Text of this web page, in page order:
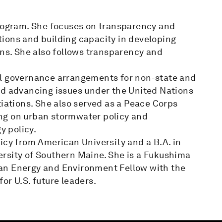
She focuses on transparency and
and building capacity in developing
She also follows transparency and
arrangements for non-state and
advancing issues under the United Nations
She also served as a Peace Corps
on urban stormwater policy and
policy.
from American University and a B.A. in
of Southern Maine. She is a Fukushima
Energy and Environment Fellow with the
U.S. future leaders.